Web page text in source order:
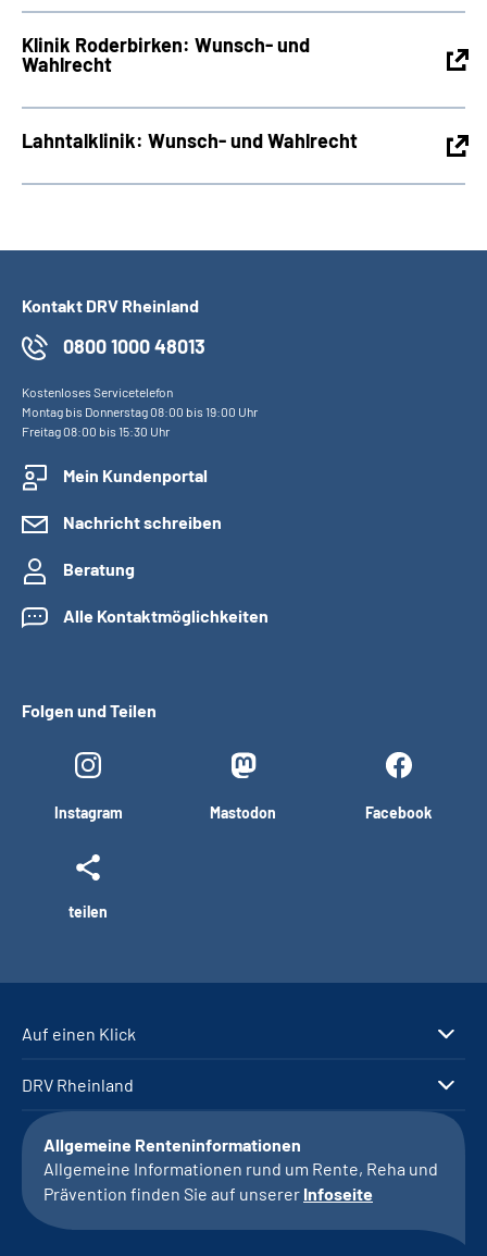
Klinik Roderbirken: Wunsch- und
Wahlrecht
Lahntalklinik: Wunsch- und Wahlrecht
Kontakt DRV Rheinland
0800 1000 48013
Kostenloses Servicetelefon
Montag bis Donnerstag 08:00 bis 19:00 Uhr
Freitag 08:00 bis 15:30 Uhr
Mein Kundenportal
Nachricht schreiben
Beratung
Alle Kontaktmöglichkeiten
Folgen und Teilen
Instagram Mastodon Facebook
teilen
Auf einen Klick
DRV Rheinland
Allgemeine Renteninformationen
Allgemeine Informationen rund um Rente, Reha und
Prävention finden Sie auf unserer Infoseite